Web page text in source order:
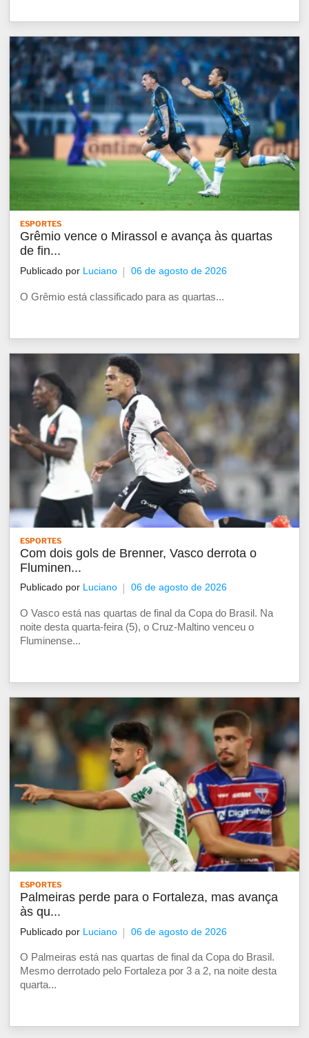
ESPORTES
Grêmio vence o Mirassol e avança às quartas
de fin...
Publicado por Luciano 06 de agosto de 2026
O Grêmio está classificado para as quartas...
ESPORTES
Com dois gols de Brenner, Vasco derrota o
Fluminen...
Publicado por Luciano 06 de agosto de 2026
O Vasco está nas quartas de final da Copa do Brasil. Na
noite desta quarta-feira (5), o Cruz-Maltino venceu o
Fluminense...
ESPORTES
Palmeiras perde para o Fortaleza, mas avança
às qu...
Publicado por Luciano 06 de agosto de 2026
O Palmeiras está nas quartas de final da Copa do Brasil.
Mesmo derrotado pelo Fortaleza por 3 a 2, na noite desta
quarta...